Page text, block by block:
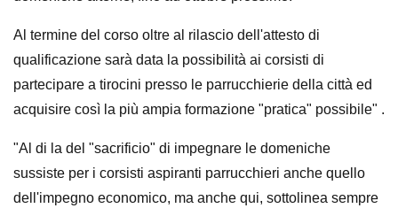
Al termine del corso oltre al rilascio dell'attesto di
qualificazione sarà data la possibilità ai corsisti di
partecipare a tirocini presso le parrucchierie della città ed
acquisire così la più ampia formazione "pratica" possibile" .
"Al di la del "sacrificio" di impegnare le domeniche
sussiste per i corsisti aspiranti parrucchieri anche quello
dell'impegno economico, ma anche qui, sottolinea sempre